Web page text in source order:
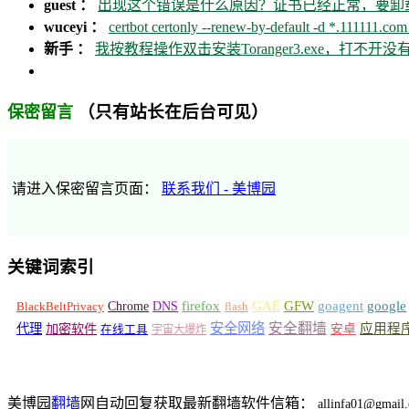
guest ： 出现这个错误是什么原因？证书已经正常，要卸
wuceyi ： certbot certonly --renew-by-default -d
新手 ： 我按教程操作双击安装Toranger3.exe，打不开没
保密留言 （只有站长在后台可见）
请进入保密留言页面： 联系我们 - 美博园
关键词索引
BlackBeltPrivacy Chrome DNS firefox flash GAE GFW goagent google
代理 加密软件 在线工具 宇宙大爆炸 安全网络 安全翻墙 安卓 应用程
美博园翻墙网自动回复获取最新翻墙软件信箱：